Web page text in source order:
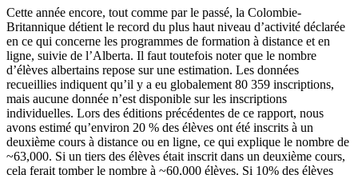
Cette année encore, tout comme par le passé, la Colombie-
Britannique détient le record du plus haut niveau d’activité déclarée
en ce qui concerne les programmes de formation à distance et en
ligne, suivie de l’Alberta. Il faut toutefois noter que le nombre
d’élèves albertains repose sur une estimation. Les données
recueillies indiquent qu’il y a eu globalement 80 359 inscriptions,
mais aucune donnée n’est disponible sur les inscriptions
individuelles. Lors des éditions précédentes de ce rapport, nous
avons estimé qu’environ 20 % des élèves ont été inscrits à un
deuxième cours à distance ou en ligne, ce qui explique le nombre de
~63,000. Si un tiers des élèves était inscrit dans un deuxième cours,
cela ferait tomber le nombre à ~60,000 élèves. Si 10% des élèves